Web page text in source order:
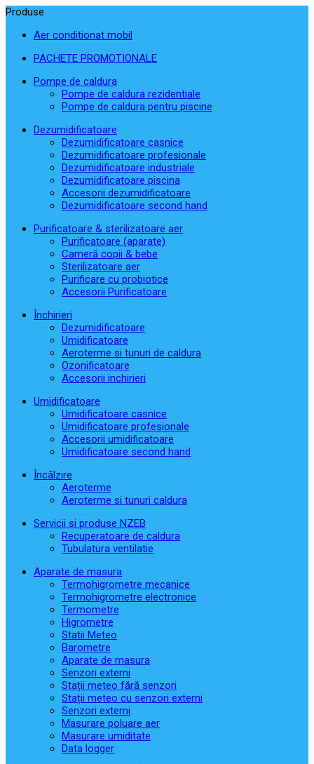
Produse
Aer conditionat mobil
PACHETE PROMOTIONALE
Pompe de caldura
Pompe de caldura rezidentiale
Pompe de caldura pentru piscine
Dezumidificatoare
Dezumidificatoare casnice
Dezumidificatoare profesionale
Dezumidificatoare industriale
Dezumidificatoare piscina
Accesorii dezumidificatoare
Dezumidificatoare second hand
Purificatoare & sterilizatoare aer
Purificatoare (aparate)
Cameră copii & bebe
Sterilizatoare aer
Purificare cu probiotice
Accesorii Purificatoare
Închirieri
Dezumidificatoare
Umidificatoare
Aeroterme si tunuri de caldura
Ozonificatoare
Accesorii inchirieri
Umidificatoare
Umidificatoare casnice
Umidificatoare profesionale
Accesorii umidificatoare
Umidificatoare second hand
Încălzire
Aeroterme
Aeroterme si tunuri caldura
Servicii si produse NZEB
Recuperatoare de caldura
Tubulatura ventilatie
Aparate de masura
Termohigrometre mecanice
Termohigrometre electronice
Termometre
Higrometre
Statii Meteo
Barometre
Aparate de masura
Senzori externi
Stații meteo fără senzori
Stații meteo cu senzori externi
Senzori externi
Masurare poluare aer
Masurare umiditate
Data logger